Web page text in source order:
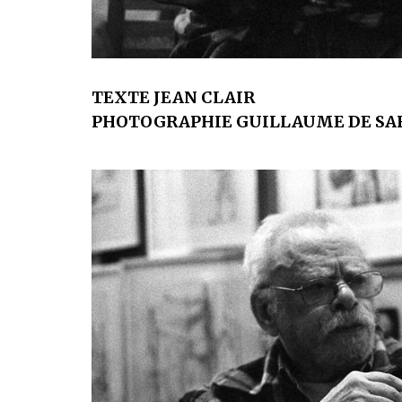
TEXTE JEAN CLAIR
PHOTOGRAPHIE GUILLAUME DE